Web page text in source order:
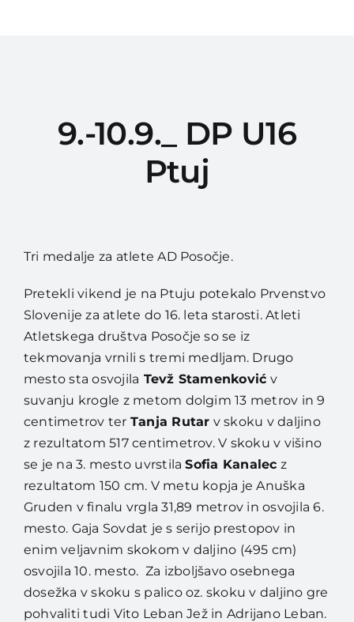
Drugo
SLOADO-ANTIDOP
9.-10.9._ DP U16
Ptuj
Tri medalje za atlete AD Posočje.
Pretekli vikend je na Ptuju potekalo Prvenstvo
Slovenije za atlete do 16. leta starosti. Atleti
Atletskega društva Posočje so se iz
tekmovanja vrnili s tremi medljam. Drugo
mesto sta osvojila Tevž Stamenković v
suvanju krogle z metom dolgim 13 metrov in 9
centimetrov ter Tanja Rutar v skoku v daljino
z rezultatom 517 centimetrov. V skoku v višino
se je na 3. mesto uvrstilaSofia Kanalec z
rezultatom 150 cm. V metu kopja je Anuška
Gruden v finalu vrgla 31,89 metrov in osvojila 6.
mesto. Gaja Sovdat je s serijo prestopov in
enim veljavnim skokom v daljino (495 cm)
osvojila 10. mesto. Za izboljšavo osebnega
dosežka v skoku s palico oz. skoku v daljino gre
pohvaliti tudi Vito Leban Jež in Adrijano Leban.